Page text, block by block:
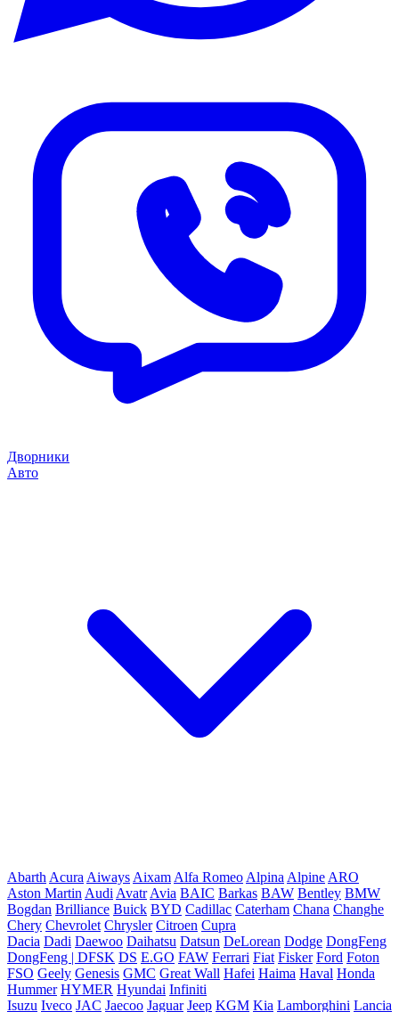
Дворники
Авто
Abarth Acura Aiways Aixam Alfa Romeo Alpina Alpine ARO
Aston Martin Audi Avatr Avia BAIC Barkas BAW Bentley BMW
Bogdan Brilliance Buick BYD Cadillac Caterham Chana Changhe
Chery Chevrolet Chrysler Citroen Cupra
Dacia Dadi Daewoo Daihatsu Datsun DeLorean Dodge DongFeng
DongFeng | DFSK DS E.GO FAW Ferrari Fiat Fisker Ford Foton
FSO Geely Genesis GMC Great Wall Hafei Haima Haval Honda
Hummer HYMER Hyundai Infiniti
Isuzu Iveco JAC Jaecoo Jaguar Jeep KGM Kia Lamborghini Lancia